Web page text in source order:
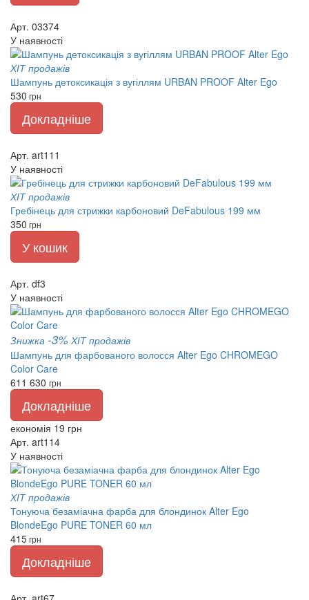
Арт. 03374
У наявності
ХІТ продажів
Шампунь детоксикація з вугіллям URBAN PROOF Alter Ego
530 грн
Докладніше
Арт. art111
У наявності
ХІТ продажів
Гребінець для стрижки карбоновий DeFabulous 199 мм
350 грн
У кошик
Арт. df3
У наявності
Знижка -3% ХІТ продажів
Шампунь для фарбованого волосся Alter Ego CHROMEGO
Color Care
611 630 грн
Докладніше
економія 19 грн
Арт. art114
У наявності
ХІТ продажів
Тонуюча безаміачна фарба для блондинок Alter Ego
BlondeEgo PURE TONER 60 мл
415грн
Докладніше